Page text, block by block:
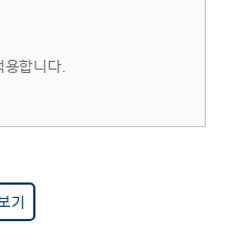
합니다.
기